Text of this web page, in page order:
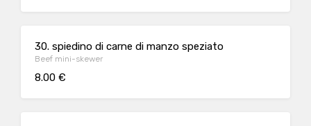
30. spiedino di carne di manzo speziato
Beef mini-skewer
8.00 €